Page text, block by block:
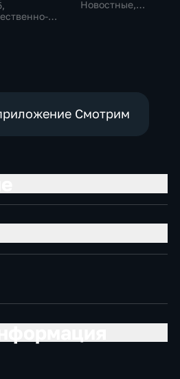
,
Новостные,
Смотрим